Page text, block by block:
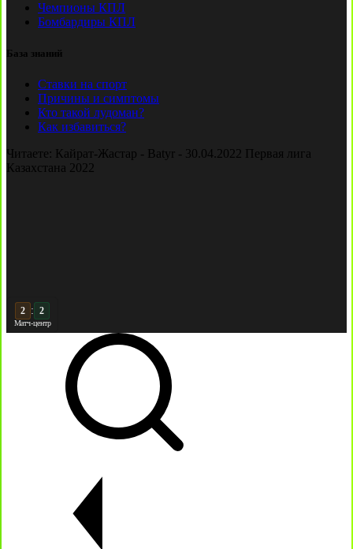
Чемпионы КПЛ
Бомбардиры КПЛ
База знаний
Ставки на спорт
Причины и симптомы
Кто такой лудоман?
Как избавиться?
Читаете: Кайрат-Жастар - Batyr - 30.04.2022 Первая лига
Казахстана 2022
: 2
Матч-центр